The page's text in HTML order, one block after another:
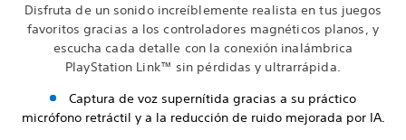
Disfruta de un sonido increíblemente realista en tus juegos
favoritos gracias a los controladores magnéticos planos, y
escucha cada detalle con la conexión inalámbrica
PlayStation Link™ sin pérdidas y ultrarrápida.
Captura de voz supernítida gracias a su práctico
micrófono retráctil y a la reducción de ruido mejorada por IA.